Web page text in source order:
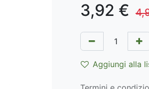
3,92 €
Aggiungi alla